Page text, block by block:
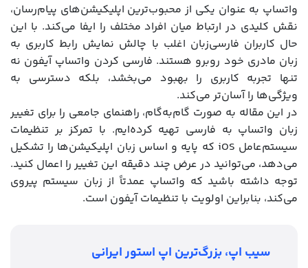
واتساپ به عنوان یکی از محبوب‌ترین اپلیکیشن‌های پیام‌رسان،
نقش کلیدی در ارتباط میان افراد مختلف را ایفا می‌کند. با این
حال کاربران فارسی‌زبان اغلب با چالش نمایش رابط کاربری به
زبان مادری خود روبرو هستند. فارسی کردن واتساپ آیفون نه
تنها تجربه کاربری را بهبود می‌بخشد، بلکه دسترسی به
ویژگی‌ها را آسان‌تر می‌کند.
در این مقاله به صورت گام‌به‌گام، راهنمای جامعی را برای تغییر
زبان واتساپ به فارسی تهیه کرده‌ایم. با تمرکز بر تنظیمات
سیستم‌عامل iOS که پایه و اساس زبان اپلیکیشن‌ها را تشکیل
می‌دهد، می‌توانید در عرض چند دقیقه این تغییر را اعمال کنید.
توجه داشته باشید که واتساپ عمدتاً از زبان سیستم پیروی
می‌کند، بنابراین اولویت با تنظیمات آیفون است.
سیب اپ، بزرگ‌ترین اپ استور ایرانی